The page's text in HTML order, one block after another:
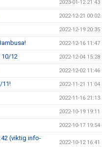
2023-01-12 21:43
2022-12-21 00:02
2022-12-19 20:35
2022-12-16 11:47
10/12 2022-12-04 15:28
2022-12-02 11:46
11! 2022-11-21 11:04
2022-11-16 21:13
2022-10-19 19:11
2022-10-17 19:54
(viktig info-
2022-10-12 16:41